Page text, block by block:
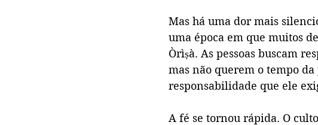
Mas há uma dor mais
uma época em que muitos
Òrìṣà. As pessoas buscam
mas não querem o tempo
responsabilidade que ele
A fé se tornou rápida. O